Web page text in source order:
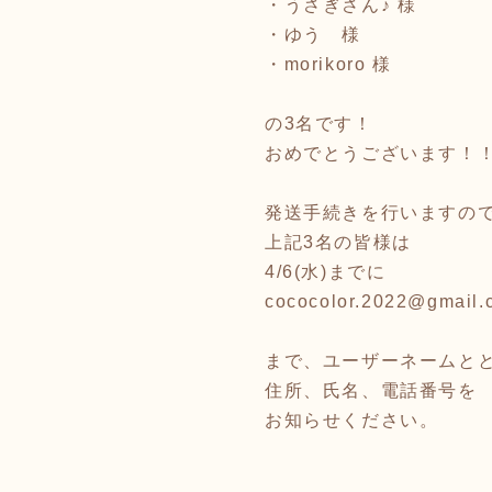
・うさぎさん♪ 様
・ゆう 様
・morikoro 様
の3名です！
おめでとうございます！！
発送手続きを行いますので
上記3名の皆様は
4/6(水)までに
まで、ユーザーネームと
住所、氏名、電話番号を
お知らせください。